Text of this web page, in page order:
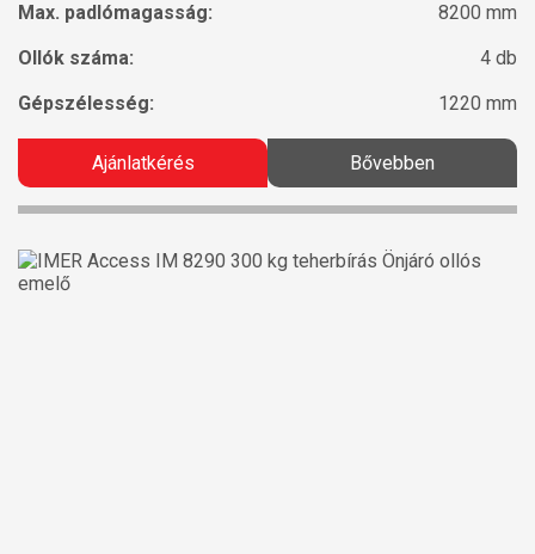
Max. padlómagasság:
8200 mm
Ollók száma:
4 db
Gépszélesség:
1220 mm
Ajánlatkérés Bővebben